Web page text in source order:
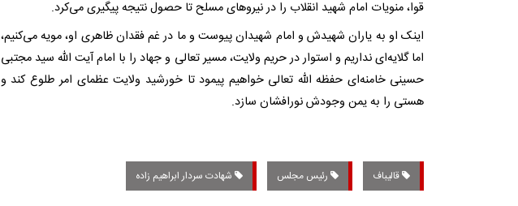
قوا، منویات امام شهید انقلاب را در نیرو‌های مسلح تا حصول نتیجه پیگیری می‌کرد.
اینک او به یاران شهیدش و امام شهیدان پیوست و ما در غم فقدان ظاهری او، مویه می‌کنیم،
اما گلایه‌ای نداریم و استوار در حریم ولایت، مسیر تعالی و جهاد را با امام آیت الله سید مجتبی
حسینی خامنه‌ای حفظه الله تعالی خواهیم پیمود تا خورشید ولایت عظمای امر طلوع کند و
هستی را به یمن وجودش نورافشان سازد.
قالیباف رئیس مجلس شهادت سردار ابراهیم زاده